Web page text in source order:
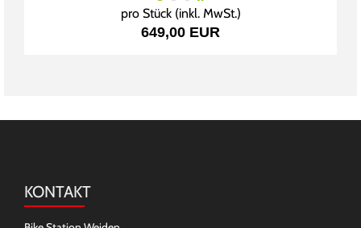
pro Stück (inkl. MwSt.)
649,00 EUR
KONTAKT